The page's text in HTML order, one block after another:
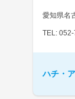
愛知県名
TEL:
ハチ・